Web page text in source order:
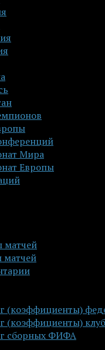
Мира
Европы
матчей
матчей
(коэффициенты)
(коэффициенты)
сборных ФИФА